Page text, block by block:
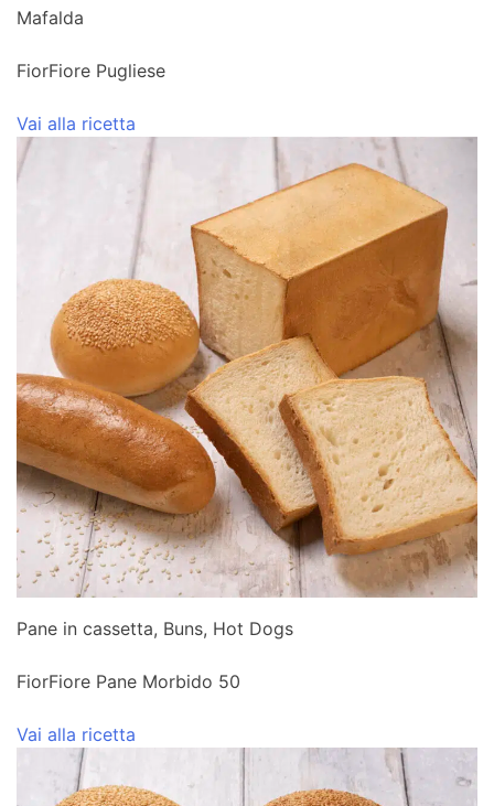
Mafalda
FiorFiore Pugliese
Vai alla ricetta
Pane in cassetta, Buns, Hot Dogs
FiorFiore Pane Morbido 50
Vai alla ricetta